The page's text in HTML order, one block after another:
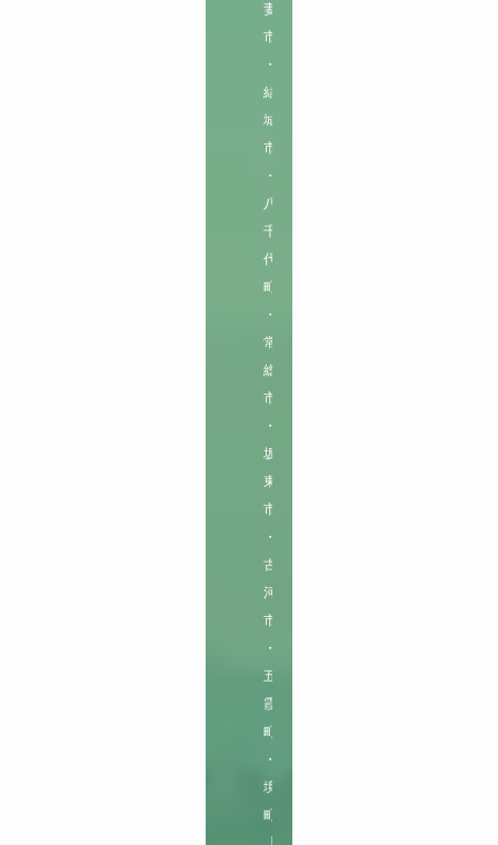
妻
市
・
結
城
市
・
八
千
代
町
・
常
総
市
・
坂
東
市
・
古
河
市
・
五
霞
町
・
境
町